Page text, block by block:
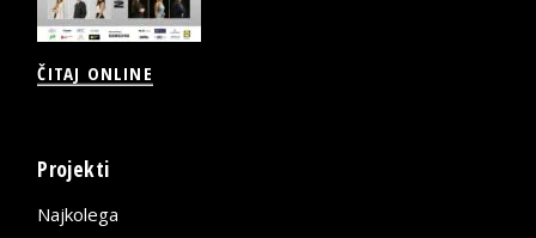
ČITAJ ONLINE
Projekti
Najkolega